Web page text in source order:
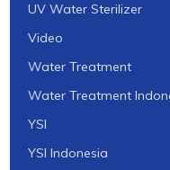
UV Water Sterilizer
Video
Water Treatment
Water Treatment
YSI
YSI Indonesia